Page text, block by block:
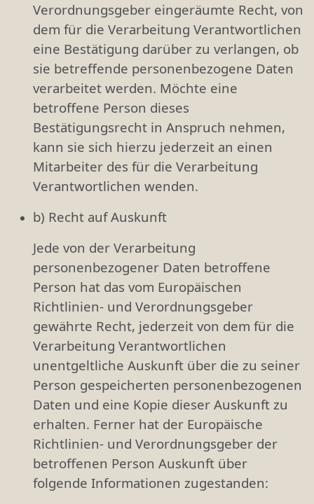
Verordnungsgeber eingeräumte Recht, von
dem für die Verarbeitung Verantwortlichen
eine Bestätigung darüber zu verlangen, ob
sie betreffende personenbezogene Daten
verarbeitet werden. Möchte eine
betroffene Person dieses
Bestätigungsrecht in Anspruch nehmen,
kann sie sich hierzu jederzeit an einen
Mitarbeiter des für die Verarbeitung
Verantwortlichen wenden.
b) Recht auf Auskunft
Jede von der Verarbeitung
personenbezogener Daten betroffene
Person hat das vom Europäischen
Richtlinien- und Verordnungsgeber
gewährte Recht, jederzeit von dem für die
Verarbeitung Verantwortlichen
unentgeltliche Auskunft über die zu seiner
Person gespeicherten personenbezogenen
Daten und eine Kopie dieser Auskunft zu
erhalten. Ferner hat der Europäische
Richtlinien- und Verordnungsgeber der
betroffenen Person Auskunft über
folgende Informationen zugestanden: